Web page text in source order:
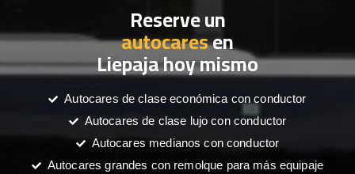
Reserve un
autocaresen
Liepaja hoy mismo
Autocares de clase económica con conductor
Autocares de clase lujo con conductor
Autocares medianos con conductor
Autocares grandes con remolque para más equipaje